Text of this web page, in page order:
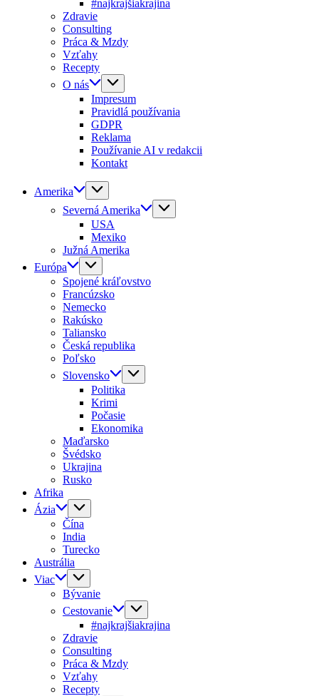
#najkrajšiakrajina
Zdravie
Consulting
Práca & Mzdy
Vzťahy
Recepty
O nás
Impresum
Pravidlá používania
GDPR
Reklama
Používanie AI v redakcii
Kontakt
Amerika
Severná Amerika
USA
Mexiko
Južná Amerika
Európa
Spojené kráľovstvo
Francúzsko
Nemecko
Rakúsko
Taliansko
Česká republika
Poľsko
Slovensko
Politika
Krimi
Počasie
Ekonomika
Maďarsko
Švédsko
Ukrajina
Rusko
Afrika
Ázia
Čína
India
Turecko
Austrália
Viac
Bývanie
Cestovanie
#najkrajšiakrajina
Zdravie
Consulting
Práca & Mzdy
Vzťahy
Recepty